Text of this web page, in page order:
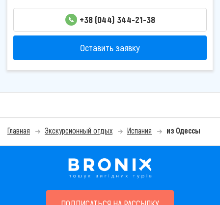
+38 (044) 344-21-38
Оставить заявку
Главная Экскурсионный отдых Испания из Одессы